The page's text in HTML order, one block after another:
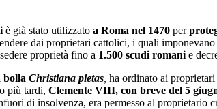
è già stato utilizzato a Roma nel 1470 per
dai proprietari cattolici, i quali
proprietà fino a 1.500 scudi romani e
bolla Christiana pietas ha ordinato ai
più tardi, Clemente VIII, con breve del 5
di insolvenza, era permesso al